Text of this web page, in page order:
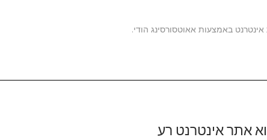
באמצעות אאוטסורסינג הודי.
אתר אינטרנט רע